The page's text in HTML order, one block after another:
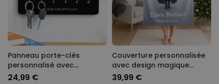
Panneau porte-clés
personnalisé avec
symboles et noms
24,99 €
Couverture personnalisée
avec design magique
unique
39,99 €